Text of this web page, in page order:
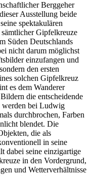
Berggeher
Ausstellung beide
spektakulären
Gipfelkreuze
Süden Deutschlands
nicht darum möglichst
einzufangen und
den ersten
solchen Gipfelkreuz
es dem Wanderer
die entscheidende
werden bei Ludwig
durchbrochen, Farben
blendet. Die
die als
in seine
dabei seine einzigartige
in den Vordergrund,
und Wetterverhältnisse